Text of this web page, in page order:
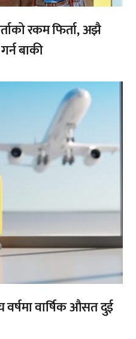
रकम फिर्ता, अझै
बाकी
वर्षमा वार्षिक औसत दुई